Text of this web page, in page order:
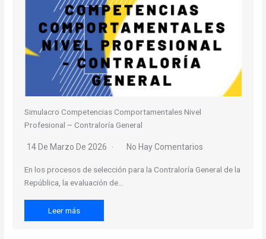
Simulacro Competencias Comportamentales Nivel
Profesional – Contraloría General
14 De Marzo De 2026 No Hay Comentarios
En los procesos de selección para la Contraloría General de la
República, la evaluación de…
Leer más